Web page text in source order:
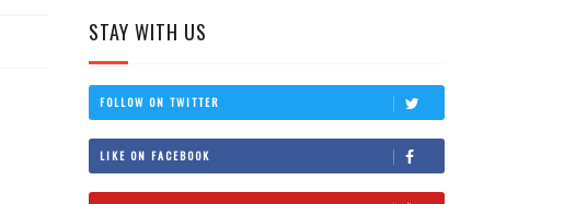
STAY WITH US
FOLLOW ON TWITTER
LIKE ON FACEBOOK